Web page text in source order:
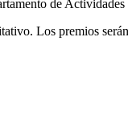
de
Los premios